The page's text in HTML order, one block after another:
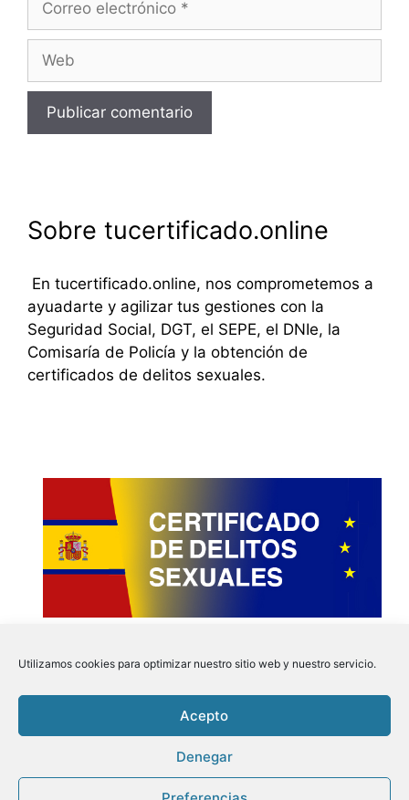
Utilizamos cookies para optimizar nuestro sitio web y nuestro servicio.
Acepto
Denegar
Web
Sobre tucertificado.online
En tucertificado.online, nos comprometemos a
ayuadarte y agilizar tus gestiones con la
Seguridad Social, DGT, el SEPE, el DNIe, la
Comisaría de Policía y la obtención de
certificados de delitos sexuales.
Instagram